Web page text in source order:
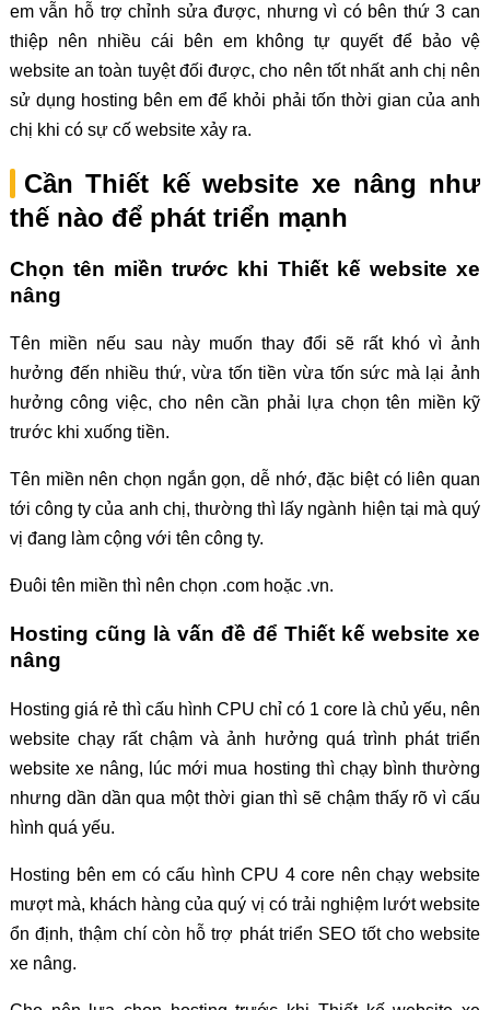
em vẫn hỗ trợ chỉnh sửa được, nhưng vì có bên thứ 3 can
thiệp nên nhiều cái bên em không tự quyết để bảo vệ
website an toàn tuyệt đối được, cho nên tốt nhất anh chị nên
sử dụng hosting bên em để khỏi phải tốn thời gian của anh
chị khi có sự cố website xảy ra.
Cần Thiết kế website xe nâng như
thế nào để phát triển mạnh
Chọn tên miền trước khi Thiết kế website xe
nâng
Tên miền nếu sau này muốn thay đổi sẽ rất khó vì ảnh
hưởng đến nhiều thứ, vừa tốn tiền vừa tốn sức mà lại ảnh
hưởng công việc, cho nên cần phải lựa chọn tên miền kỹ
trước khi xuống tiền.
Tên miền nên chọn ngắn gọn, dễ nhớ, đặc biệt có liên quan
tới công ty của anh chị, thường thì lấy ngành hiện tại mà quý
vị đang làm cộng với tên công ty.
Đuôi tên miền thì nên chọn .com hoặc .vn.
Hosting cũng là vấn đề để Thiết kế website xe
nâng
Hosting giá rẻ thì cấu hình CPU chỉ có 1 core là chủ yếu, nên
website chạy rất chậm và ảnh hưởng quá trình phát triển
website xe nâng, lúc mới mua hosting thì chạy bình thường
nhưng dần dần qua một thời gian thì sẽ chậm thấy rõ vì cấu
hình quá yếu.
Hosting bên em có cấu hình CPU 4 core nên chạy website
mượt mà, khách hàng của quý vị có trải nghiệm lướt website
ổn định, thậm chí còn hỗ trợ phát triển SEO tốt cho website
xe nâng.